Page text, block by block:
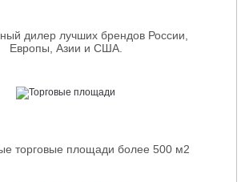
дилер лучших брендов России,
Европы, Азии и США.
торговые площади более 500 м2